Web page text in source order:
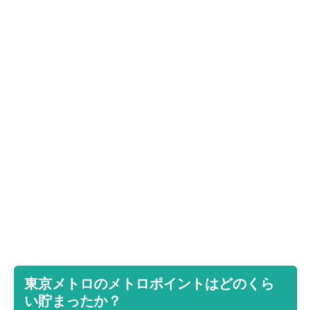
東京メトロのメトロポイントはどのくら
い貯まったか？